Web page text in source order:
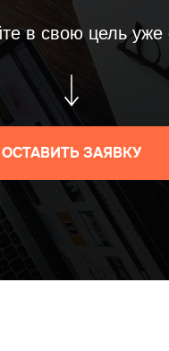
в свою цель уже
ОСТАВИТЬ ЗАЯВКУ